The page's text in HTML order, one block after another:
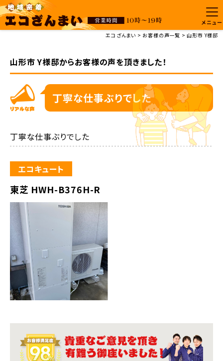
メニュー
エコざんまい
お客様の声一覧 山形市 Y様邸
山形市 Y様邸からお客様の声を頂きました！
丁寧な仕事ぶりでした
丁寧な仕事ぶりでした
エコキュート
東芝 HWH-B376H-R